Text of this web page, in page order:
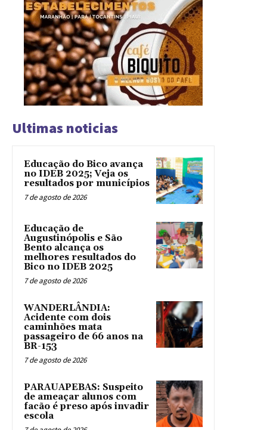
Ultimas noticias
Educação do Bico avança
no IDEB 2025; Veja os
resultados por municípios
7 de agosto de 2026
Educação de
Augustinópolis e São
Bento alcança os
melhores resultados do
Bico no IDEB 2025
7 de agosto de 2026
WANDERLÂNDIA:
Acidente com dois
caminhões mata
passageiro de 66 anos na
BR-153
7 de agosto de 2026
PARAUAPEBAS: Suspeito
de ameaçar alunos com
facão é preso após invadir
escola